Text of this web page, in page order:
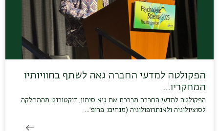
הפקולטה למדעי החברה גאה לשתף בחוויותיו
המחקריו…
הפקולטה למדעי החברה מברכת את גיא סימון, דוקטורנט מהמחלקה
לסוציולוגיה ולאנתרופולוגיה (מנחים: פרופ׳…